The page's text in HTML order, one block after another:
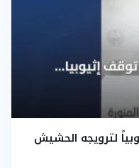
لترويجه الحشيش